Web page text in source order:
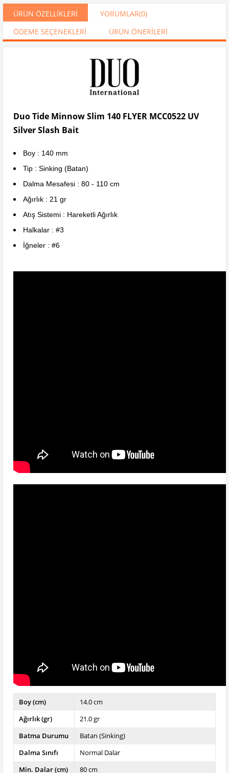
ÜRÜN ÖZELLIKLERI YORUMLAR(0)
ÖDEME SEÇENEKLERI
ÜRÜN ÖNERILERI
Duo Tide Minnow Slim 140 FLYER MCC0522 UV
Silver Slash Bait
Boy : 140 mm
Tip : Sinking (Batan)
Dalma Mesafesi : 80 - 110 cm
Ağırlık : 21 gr
Atış Sistemi : Hareketli Ağırlık
Halkalar : #3
İğneler : #6
Boy (cm)
14.0 cm
Ağırlık (gr)
21.0 gr
Batma Durumu
Batan (Sinking)
Dalma Sınıfı
Normal Dalar
Min. Dalar (cm)
80 cm